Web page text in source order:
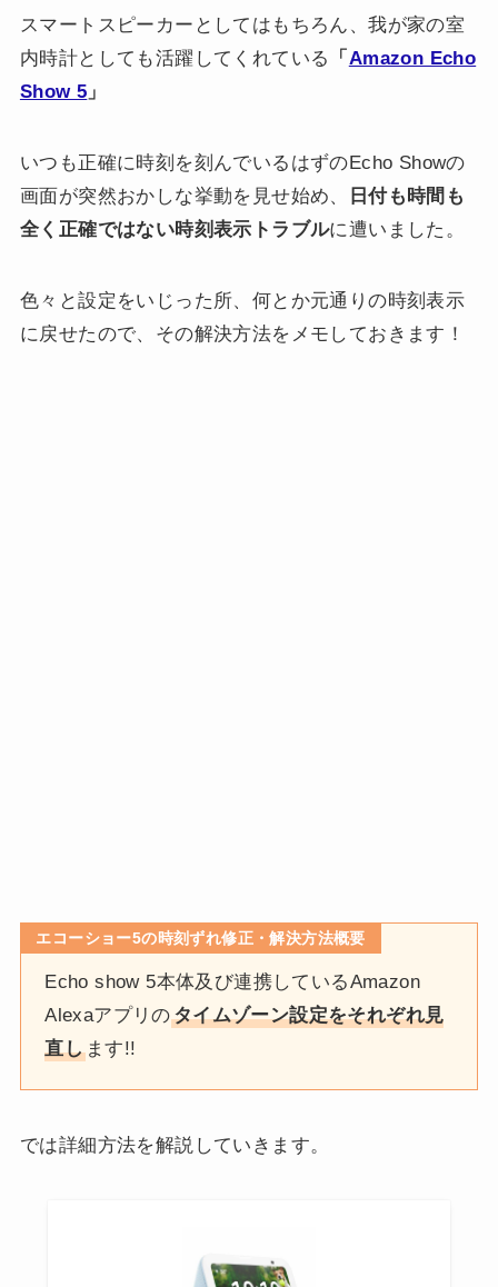
スマートスピーカーとしてはもちろん、我が家の室
内時計としても活躍してくれている
「 Amazon Echo
Show 5 」
いつも正確に時刻を刻んでいるはずのEcho Showの
画面が突然おかしな挙動を見せ始め、
日付も時間も
全く正確ではない時刻表示トラブルに遭いました。
色々と設定をいじった所、何とか元通りの時刻表示
に戻せたので、その解決方法をメモしておきます！
エコーショー5の時刻ずれ修正・解決方法概要
Echo show 5本体及び連携しているAmazon
Alexaアプリのタイムゾーン設定をそれぞれ見
直します!!
では詳細方法を解説していきます。